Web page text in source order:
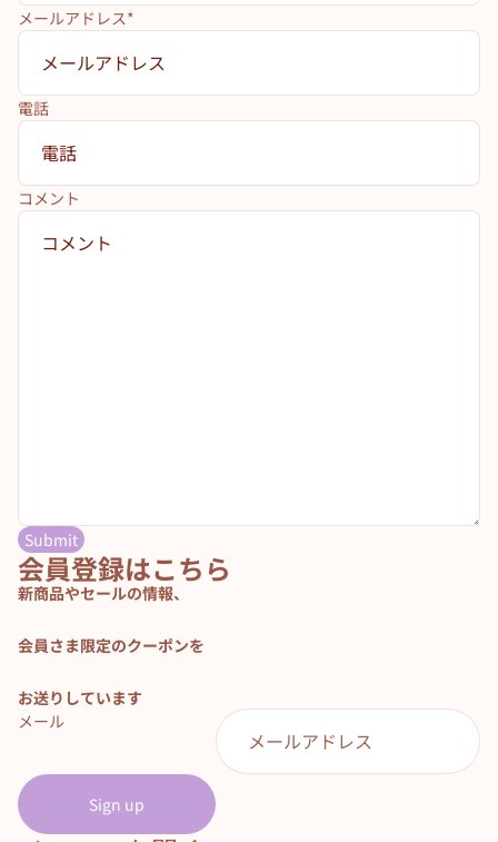
メールアドレス*
電話
コメント
Submit
会員登録はこちら
新商品やセールの情報、
会員さま限定のクーポンを
お送りしています
メール
Sign up
返金ポリシー